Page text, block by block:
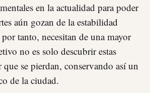
en la actualidad para poder
aún gozan de la estabilidad
tanto, necesitan de una mayor
no es solo descubrir estas
se pierdan, conservando así un
de la ciudad.